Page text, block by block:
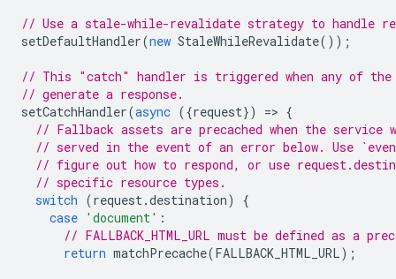
// Use a stale-while-revalidate strategy to handle
setDefaultHandler(new StaleWhileRevalidate());
// This "catch" handler is triggered when any of
// generate a response.
setCatchHandler(async ({request}) => {
// Fallback assets are precached when the
// served in the event of an error below. Use
// figure out how to respond, or use
// specific resource types.
switch (request.destination)
{
case 'document' :
// FALLBACK_HTML_URL must be defined as a
return matchPrecache(FALLBACK_HTML_URL);